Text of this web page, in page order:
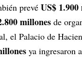
prevé US$
millones de
el Palacio de
ya ingresaron